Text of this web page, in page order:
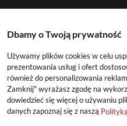
Kategorie
Konto
Dbamy o Twoją prywatność
Używamy plików cookies w celu
prezentowania usług i ofert
również do personalizowania
Zamknij" wyrażasz zgodę na
dowiedzieć się więcej o używaniu
danych zapoznaj się z naszą